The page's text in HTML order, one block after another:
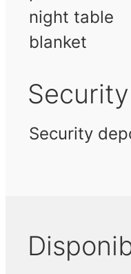
night table
blanket
Security